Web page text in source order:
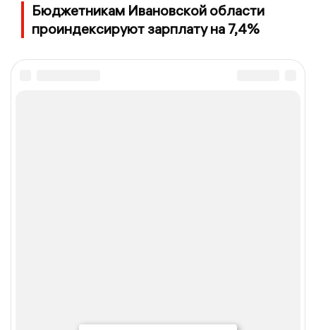
Бюджетникам Ивановской области
проиндексируют зарплату на 7,4%